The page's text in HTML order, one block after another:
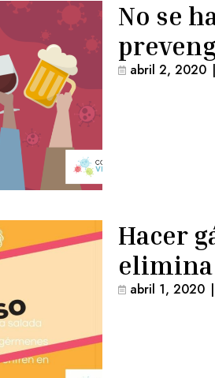
No se
abril 2, 2020 |
Hacer
elimina
abril 1, 2020 |